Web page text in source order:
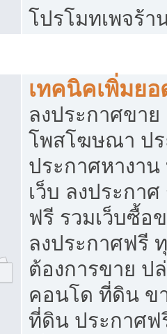
โปรโมทเพจร้า
เทคนิคเพิ่มย
ลงประกาศขา
โพสโฆษณา ป
ประกาศหางา
เว็บ ลงประกา
ฟรี รวมเว็บซื้อ
ลงประกาศฟรี
ต้องการขาย ป
คอนโด ที่ดิน ข
ที่ดิน ประกาศฟ